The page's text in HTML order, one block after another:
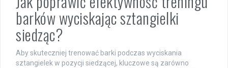
barków wyciskając sztangielki
siedząc?
Aby skuteczniej trenować barki podczas wyciskania
sztangielek w pozycji siedzącej, kluczowe są zarówno